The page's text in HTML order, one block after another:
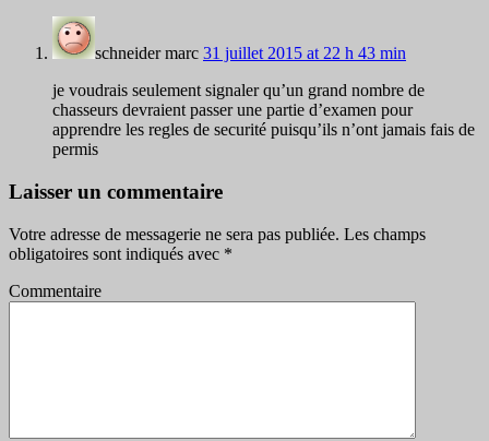
schneider marc 31 juillet 2015 at 22 h 43 min
je voudrais seulement signaler qu’un grand nombre de
chasseurs devraient passer une partie d’examen pour
apprendre les regles de securité puisqu’ils n’ont jamais fais de
permis
Laisser un commentaire
Votre adresse de messagerie ne sera pas publiée. Les champs
obligatoires sont indiqués avec *
Commentaire